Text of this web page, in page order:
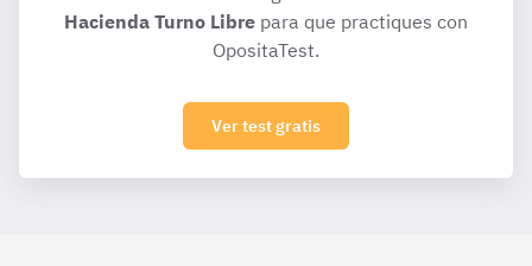
Hacienda Turno Libre para que practiques con
OpositaTest.
Ver test gratis